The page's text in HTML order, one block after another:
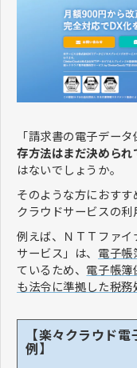
「請求書の電子デー
存方法はまだ決められ
はないでしょうか。
そのような方におす
クラウドサービスの利
例えば、ＮＴＴファ
サービス」は、 電子帳
ているため、 電子帳簿
も法令に準拠した税
【楽々クラウド
例】